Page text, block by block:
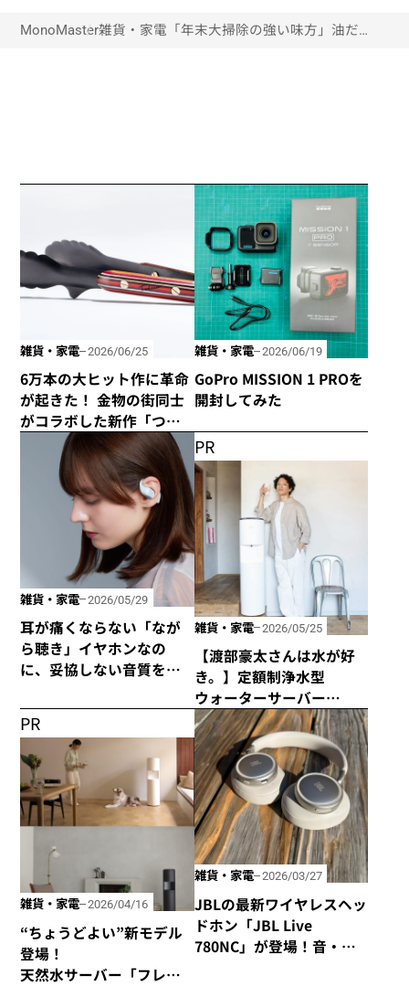
MonoMaster雑貨・家電 「年末大掃除の強い味方」油だらけ
雑貨・家電 2026/06/25
6万本の大ヒット作に革命
が起きた！ 金物の街同士
がコラボした新作「つか
みのトング」が登場！
雑貨・家電 2026/06/19
GoPro MISSION 1 PROを
開封してみた
雑貨・家電 2026/05/29
耳が痛くならない「なが
ら聴き」イヤホンなの
に、妥協しない音質を追
発売！
PR
雑貨・家電 2026/05/25
【渡部豪太さんは水が好
き。】定額制浄水型
ウォーターサーバー
every frecious tallを使っ
てみた
PR
雑貨・家電 2026/04/16
“ちょうどよい”新モデル
登場！
天然水サーバー「フレ
雑貨・家電 2026/03/27
JBLの最新ワイヤレスヘッ
ドホン「JBL Live
780NC」が登場！音・装